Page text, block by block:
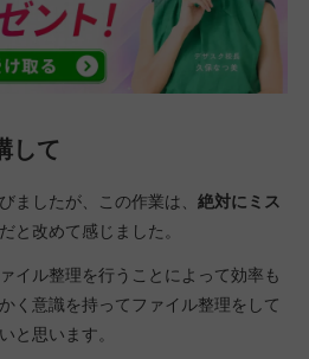
して
ましたが、この作業は、 絶対にミス
と改めて感じました。
イル整理を行うことによって効率も
く意識を持ってファイル整理をして
と思います。